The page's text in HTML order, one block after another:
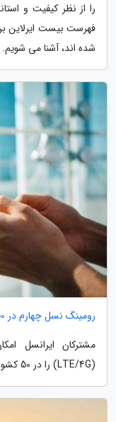
را از نظر کیفیت و
شده اند، آشنا می شویم.
رومینگ نسل چهارم در 50 کشور ارائه می گردد
مشترکان ایرانسل
(LTE/4G) را در 50 کشور دارند.